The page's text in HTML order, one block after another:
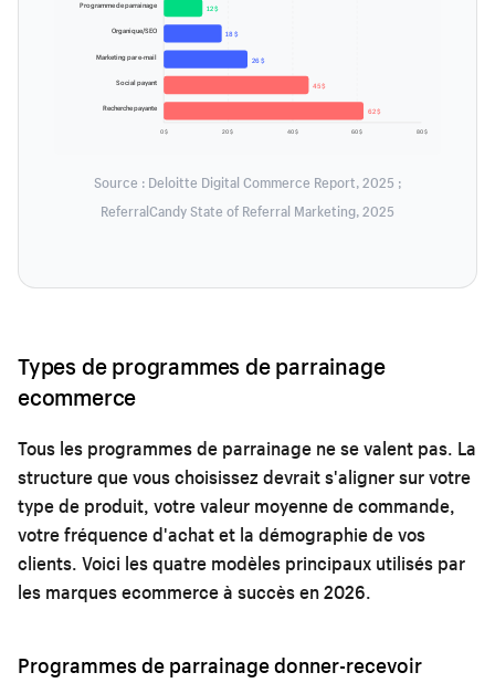
0 $ 20 $ 40 $ 60 $ 80 $
Programme de parrainage 12 $
Organique/SEO 18 $
Marketing par e-mail 26 $
Social payant 45 $
Recherche payante 62 $
Source : Deloitte Digital Commerce Report, 2025 ;
ReferralCandy State of Referral Marketing, 2025
Types de programmes de parrainage
ecommerce
Tous les programmes de parrainage ne se valent pas. La
structure que vous choisissez devrait s'aligner sur votre
type de produit, votre valeur moyenne de commande,
votre fréquence d'achat et la démographie de vos
clients. Voici les quatre modèles principaux utilisés par
les marques ecommerce à succès en 2026.
Programmes de parrainage donner-recevoir